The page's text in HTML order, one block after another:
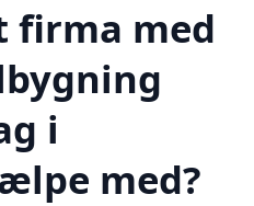
firma med
i
med?